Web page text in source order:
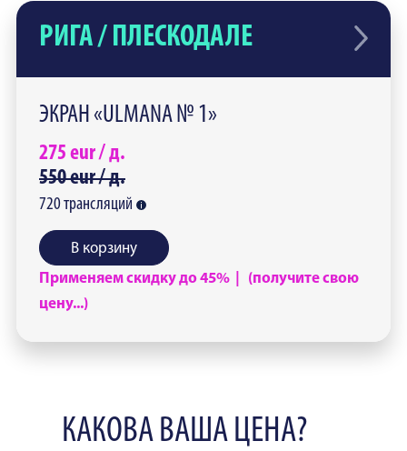
РИГА / ПЛЕСКОДАЛЕ
ЭКРАН «ULMANA № 1»
275 eur /д.
550eur /д.
720трансляций
В корзину
Применяем скидку до 45% | (получите свою
цену...)
КАКОВА ВАША ЦЕНА?